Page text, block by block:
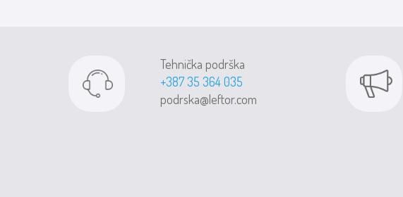
Tehnička podrška
+387 35 364 035
podrska@leftor.com